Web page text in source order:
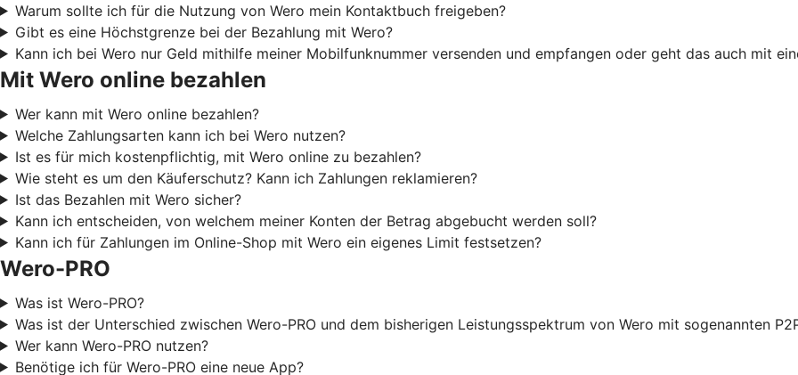
Warum sollte ich für die Nutzung von Wero mein Kontaktbuch freigeben?
Gibt es eine Höchstgrenze bei der Bezahlung mit Wero?
Kann ich bei Wero nur Geld mithilfe meiner Mobilfunknummer versenden und empfangen oder geht das auch mit
Mit Wero online bezahlen
Wer kann mit Wero online bezahlen?
Welche Zahlungsarten kann ich bei Wero nutzen?
Ist es für mich kostenpflichtig, mit Wero online zu bezahlen?
Wie steht es um den Käuferschutz? Kann ich Zahlungen reklamieren?
Ist das Bezahlen mit Wero sicher?
Kann ich entscheiden, von welchem meiner Konten der Betrag abgebucht werden soll?
Kann ich für Zahlungen im Online-Shop mit Wero ein eigenes Limit festsetzen?
Wero-PRO
Was ist Wero-PRO?
Was ist der Unterschied zwischen Wero-PRO und dem bisherigen Leistungsspektrum von Wero mit sogenannten
Wer kann Wero-PRO nutzen?
Benötige ich für Wero-PRO eine neue App?